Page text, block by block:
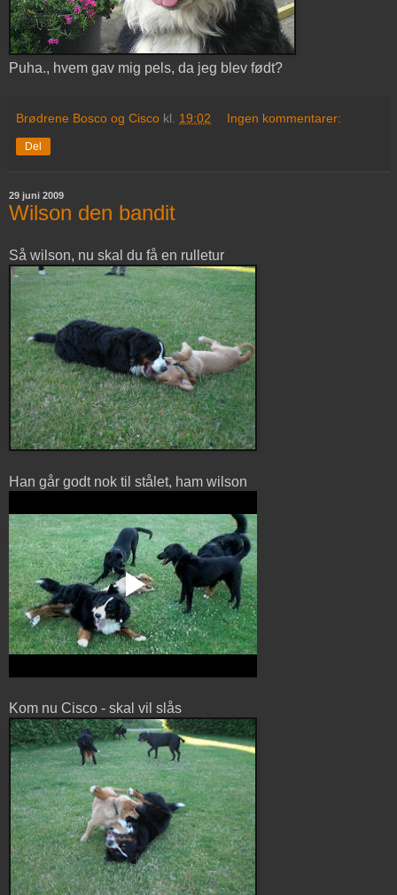
Puha., hvem gav mig pels, da jeg blev født?
Brødrene Bosco og Cisco kl. 19:02 Ingen kommentarer:
Del
29 juni 2009
Wilson den bandit
Så wilson, nu skal du få en rulletur
Han går godt nok til stålet, ham wilson
Kom nu Cisco - skal vil slås